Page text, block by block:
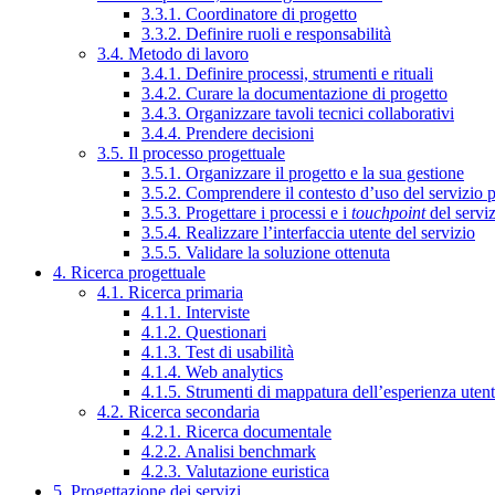
3.3.1. Coordinatore di progetto
3.3.2. Definire ruoli e responsabilità
3.4. Metodo di lavoro
3.4.1. Definire processi, strumenti e rituali
3.4.2. Curare la documentazione di progetto
3.4.3. Organizzare tavoli tecnici collaborativi
3.4.4. Prendere decisioni
3.5. Il processo progettuale
3.5.1. Organizzare il progetto e la sua gestione
3.5.2. Comprendere il contesto d’uso del servizio
3.5.3. Progettare i processi e i touchpointdel
3.5.4. Realizzare l’interfaccia utente del servizio
3.5.5. Validare la soluzione ottenuta
4. Ricerca progettuale
4.1. Ricerca primaria
4.1.1. Interviste
4.1.2. Questionari
4.1.3. Test di usabilità
4.1.4. Web analytics
4.1.5. Strumenti di mappatura dell’esperienza
4.2. Ricerca secondaria
4.2.1. Ricerca documentale
4.2.2. Analisi benchmark
4.2.3. Valutazione euristica
5. Progettazione dei servizi